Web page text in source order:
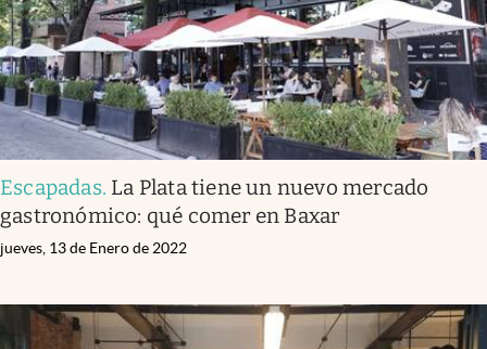
Escapadas. La Plata tiene un nuevo mercado
gastronómico: qué comer en Baxar
jueves, 13 de Enero de 2022